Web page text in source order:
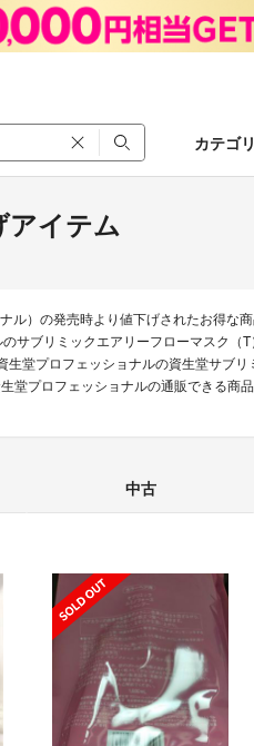
カテゴ
アイテム
ル）の発売時より値下げされたお得な
サブリミックエアリーフローマスク（
堂プロフェッショナルの資生堂サブリ
プロフェッショナルの通販できる商
中古